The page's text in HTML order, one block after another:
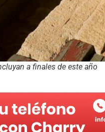
a finales de este año